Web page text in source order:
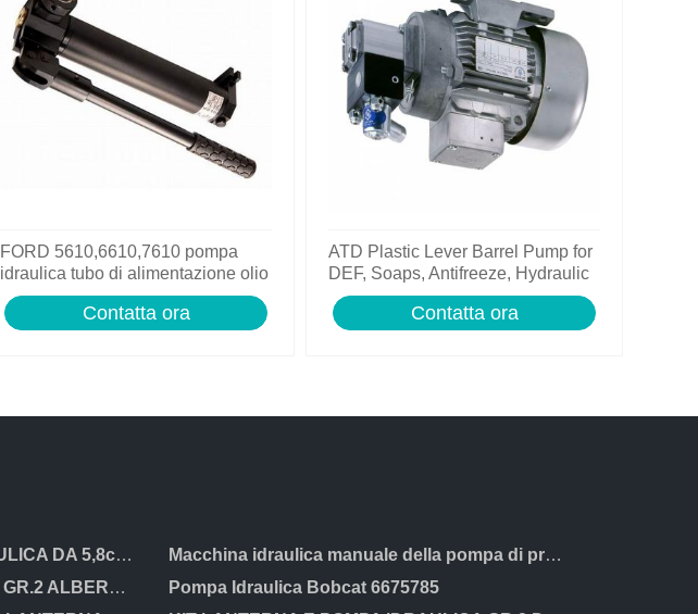
FORD 5610,6610,7610 pompa
idraulica tubo di alimentazione olio
in buone condizioni
Contatta ora
ATD Plastic Lever Barrel Pump for
DEF, Soaps, Antifreeze, Hydraulic
oils #5080
Contatta ora
KIT LANTERNA E POMPA IDRAULICA DA 5,8cc PER MOTORI HONDA GX200 E CLONI
Macchina idraulica manuale della pompa di prova del tester della pressione D3B5
LANTERNA POMPA IDRAULICA GR.2 ALBERO CILINDRICO DA 25mm PER MOTORI HONDA ecc
Pompa Idraulica Bobcat 6675785